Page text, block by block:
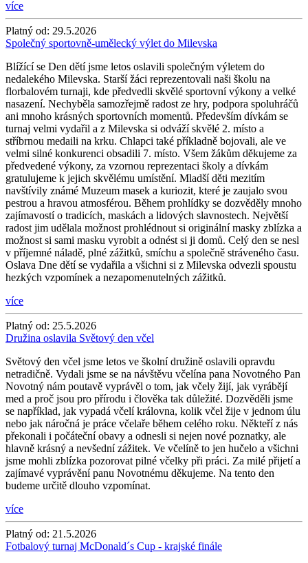
více
Platný od: 29.5.2026
Společný sportovně-umělecký výlet do Milevska
Blížící se Den dětí jsme letos oslavili společným výletem do
nedalekého Milevska. Starší žáci reprezentovali naši školu na
florbalovém turnaji, kde předvedli skvělé sportovní výkony a velké
nasazení. Nechyběla samozřejmě radost ze hry, podpora spoluhráčů
ani mnoho krásných sportovních momentů. Především dívkám se
turnaj velmi vydařil a z Milevska si odváží skvělé 2. místo a
stříbrnou medaili na krku. Chlapci také příkladně bojovali, ale ve
velmi silné konkurenci obsadili 7. místo. Všem žákům děkujeme za
předvedené výkony, za vzornou reprezentaci školy a dívkám
gratulujeme k jejich skvělému umístění. Mladší děti mezitím
navštívily známé Muzeum masek a kuriozit, které je zaujalo svou
pestrou a hravou atmosférou. Během prohlídky se dozvěděly mnoho
zajímavostí o tradicích, maskách a lidových slavnostech. Největší
radost jim udělala možnost prohlédnout si originální masky zblízka a
možnost si sami masku vyrobit a odnést si ji domů. Celý den se nesl
v příjemné náladě, plné zážitků, smíchu a společně stráveného času.
Oslava Dne dětí se vydařila a všichni si z Milevska odvezli spoustu
hezkých vzpomínek a nezapomenutelných zážitků.
více
Platný od: 25.5.2026
Družina oslavila Světový den včel
Světový den včel jsme letos ve školní družině oslavili opravdu
netradičně. Vydali jsme se na návštěvu včelína pana Novotného Pan
Novotný nám poutavě vyprávěl o tom, jak včely žijí, jak vyrábějí
med a proč jsou pro přírodu i člověka tak důležité. Dozvěděli jsme
se například, jak vypadá včelí královna, kolik včel žije v jednom úlu
nebo jak náročná je práce včelaře během celého roku. Někteří z nás
překonali i počáteční obavy a odnesli si nejen nové poznatky, ale
hlavně krásný a nevšední zážitek. Ve včelíně to jen hučelo a všichni
jsme mohli zblízka pozorovat pilné včelky při práci. Za milé přijetí a
zajímavé vyprávění panu Novotnému děkujeme. Na tento den
budeme určitě dlouho vzpomínat.
více
Platný od: 21.5.2026
Fotbalový turnaj McDonald´s Cup - krajské finále